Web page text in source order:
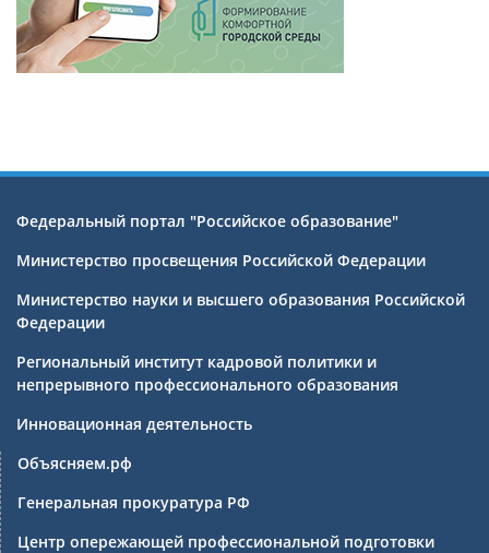
Федеральный портал "Российское образование"
Министерство просвещения Российской Федерации
Министерство науки и высшего образования Российской
Федерации
Региональный институт кадровой политики и
непрерывного профессионального образования
Инновационная деятельность
Объясняем.рф
Генеральная прокуратура РФ
Центр опережающей профессиональной подготовки